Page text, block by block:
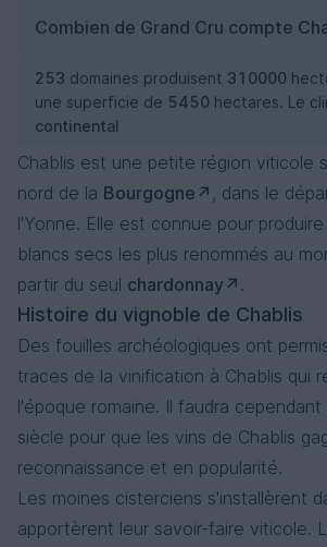
253 domaines produisent 310000
une superficie de 5450 hectares. Le
continental
Chablis est une petite région viticole
nord de la Bourgogne
, dans le
l'Yonne. Elle est connue pour
blancs secs les plus renommés au
partir du seul chardonnay .
Histoire du vignoble de Chablis
Des fouilles archéologiques ont
traces de la vinification à Chablis qui
l'époque romaine. Il faudra
siècle pour que les vins de Chablis
reconnaissance et en popularité.
Les moines cisterciens s'installèrent
apportèrent leur savoir-faire viticole.
Combien de Grand Cru compte